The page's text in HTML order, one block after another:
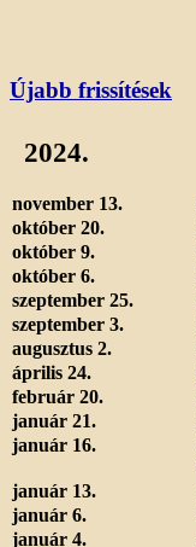
Újabb frissítések
2024.
november 13.
október 20.
október 9.
október 6.
szeptember 25.
szeptember 3.
augusztus 2.
április 24.
február 20.
január 21.
január 16.
január 13.
január 6.
január 4.